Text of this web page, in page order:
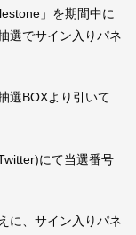
」を期間中に
選でサイン入りパネ
選BOXより引いて
にて当選番号
に、サイン入りパネ